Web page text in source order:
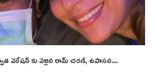
వెకేషన్ కు వెళ్లిన రామ్ చరణ్, ఉపాసన...